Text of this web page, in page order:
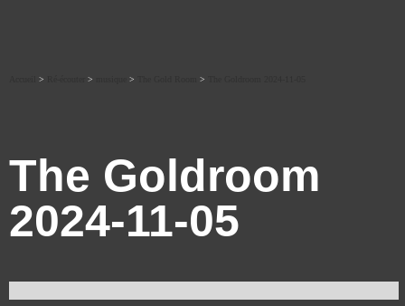
> > > >
The Goldroom
2024-11-05